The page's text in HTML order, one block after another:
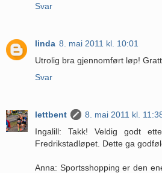
Svar
linda 8. mai 2011 kl. 10:01
Utrolig bra gjennomført løp!
Svar
lettbent
8. mai 2011 kl.
Ingalill: Takk! Veldig godt
Fredrikstadløpet. Dette ga
Anna: Sportsshopping er den